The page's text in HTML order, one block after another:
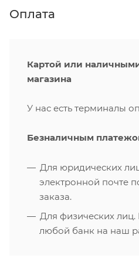
Оплата
Картой или
магазина
У нас есть терминалы
Безналичным
Для юридических
электронной почте
заказа.
Для физических
любой банк на наш